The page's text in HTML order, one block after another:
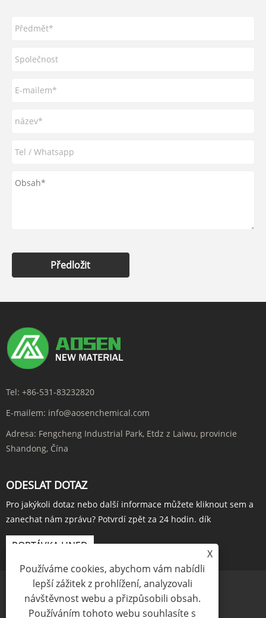
Předložit
Tel: +86-531-83232820
E-mailem: info@aosenchemical.com
Adresa: Fengcheng Industrial Park, Etdz z Laiwu, provincie
Shandong, Čína
ODESLAT DOTAZ
Pro jakýkoli dotaz nebo další informace můžete kliknout sem a
zanechat nám zprávu? Potvrdí zpět za 24 hodin. dík
POPTÁVKA HNED
X
Používáme cookies, abychom vám nabídli
lepší zážitek z prohlížení, analyzovali
návštěvnost webu a přizpůsobili obsah.
Používáním tohoto webu souhlasíte s